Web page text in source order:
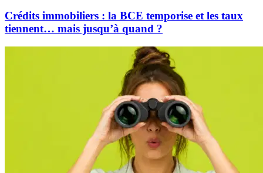
Crédits immobiliers : la BCE temporise et les taux
tiennent… mais jusqu’à quand ?